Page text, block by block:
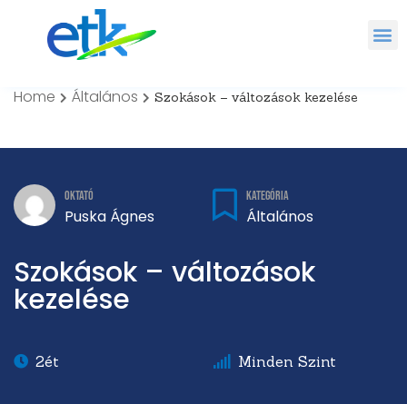
Home Általános Szokások – változások kezelése
Oktató
Puska Ágnes
Kategória
Általános
Szokások – változások
kezelése
2ét Minden Szint